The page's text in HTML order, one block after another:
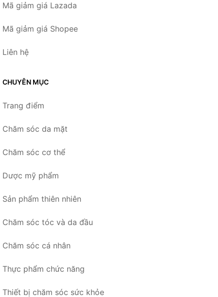
Mã giảm giá Lazada
Mã giảm giá Shopee
Liên hệ
CHUYÊN MỤC
Trang điểm
Chăm sóc da mặt
Chăm sóc cơ thể
Dược mỹ phẩm
Sản phẩm thiên nhiên
Chăm sóc tóc và da đầu
Chăm sóc cá nhân
Thực phẩm chức năng
Thiết bị chăm sóc sức khỏe